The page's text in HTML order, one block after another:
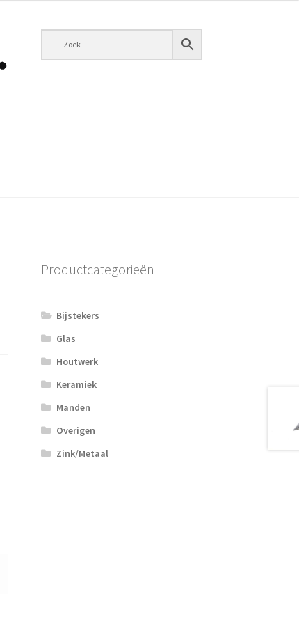
Productcategorieën
Bijstekers
Glas
Houtwerk
Keramiek
Manden
Overigen
Zink/Metaal